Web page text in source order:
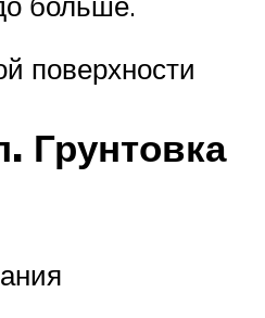
поверхности
Грунтовка